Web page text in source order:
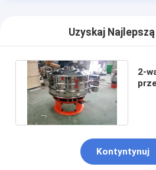
Uzyskaj
2-
Kontyntynuj